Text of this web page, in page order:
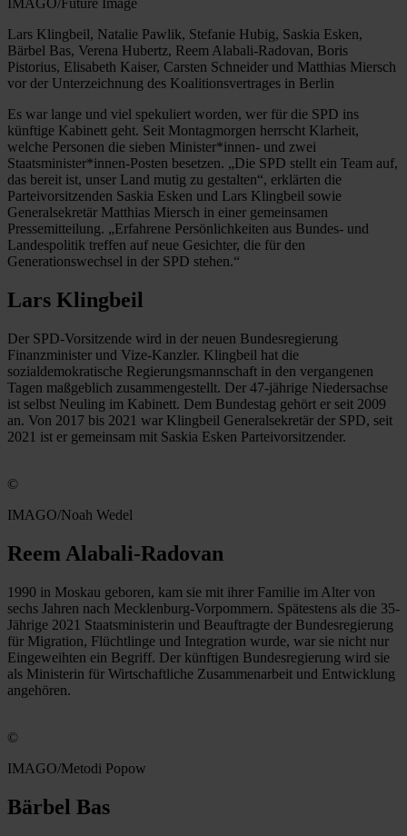
IMAGO/Future Image
Lars Klingbeil, Natalie Pawlik, Stefanie Hubig, Saskia Esken,
Bärbel Bas, Verena Hubertz, Reem Alabali-Radovan, Boris
Pistorius, Elisabeth Kaiser, Carsten Schneider und Matthias Miersch
vor der Unterzeichnung des Koalitionsvertrages in Berlin
Es war lange und viel spekuliert worden, wer für die SPD ins
künftige Kabinett geht. Seit Montagmorgen herrscht Klarheit,
welche Personen die sieben Minister*innen- und zwei
Staatsminister*innen-Posten besetzen. „Die SPD stellt ein Team auf,
das bereit ist, unser Land mutig zu gestalten“, erklärten die
Parteivorsitzenden Saskia Esken und Lars Klingbeil sowie
Generalsekretär Matthias Miersch in einer gemeinsamen
Pressemitteilung. „Erfahrene Persönlichkeiten aus Bundes- und
Landespolitik treffen auf neue Gesichter, die für den
Generationswechsel in der SPD stehen.“
Lars Klingbeil
Der SPD-Vorsitzende wird in der neuen Bundesregierung
Finanzminister und Vize-Kanzler. Klingbeil hat die
sozialdemokratische Regierungsmannschaft in den vergangenen
Tagen maßgeblich zusammengestellt. Der 47-jährige Niedersachse
ist selbst Neuling im Kabinett. Dem Bundestag gehört er seit 2009
an. Von 2017 bis 2021 war Klingbeil Generalsekretär der SPD, seit
2021 ist er gemeinsam mit Saskia Esken Parteivorsitzender.
©
IMAGO/Noah Wedel
Reem Alabali-Radovan
1990 in Moskau geboren, kam sie mit ihrer Familie im Alter von
sechs Jahren nach Mecklenburg-Vorpommern. Spätestens als die 35-
Jährige 2021 Staatsministerin und Beauftragte der Bundesregierung
für Migration, Flüchtlinge und Integration wurde, war sie nicht nur
Eingeweihten ein Begriff. Der künftigen Bundesregierung wird sie
als Ministerin für Wirtschaftliche Zusammenarbeit und Entwicklung
angehören.
©
IMAGO/Metodi Popow
Bärbel Bas